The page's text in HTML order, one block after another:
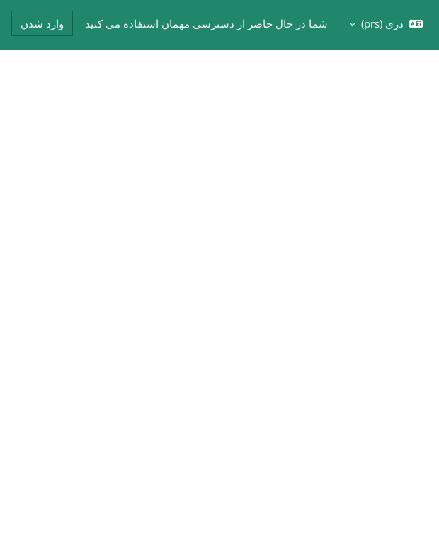
Toggle search input
دری ‎(prs)‎ شما در حال حاضر از دسترسی مهمان استفاده می کنید وارد شدن